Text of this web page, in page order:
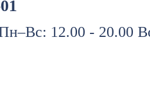
12.00 - 20.00